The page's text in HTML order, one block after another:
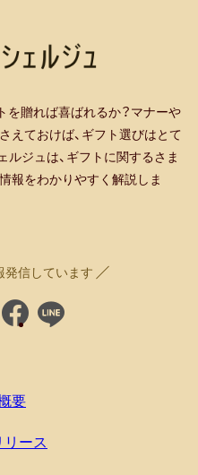
を贈れば喜ばれるか？マナーや
えておけば、ギフト選びはとて
ルジュは、ギフトに関するさま
報をわかりやすく解説しま
発信しています
要
リース